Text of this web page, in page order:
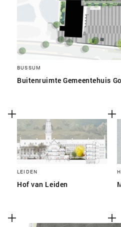
BUSSUM
Buitenruimte Gemeentehuis
LEIDEN
Hof van Leiden